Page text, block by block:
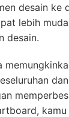
desain ke
lebih
desain.